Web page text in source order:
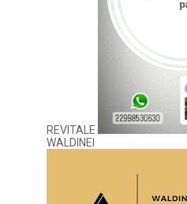
REVITALE
WALDINEI